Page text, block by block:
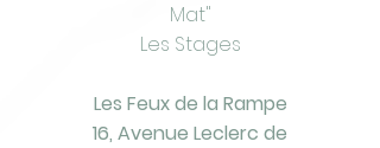
Mat"
Les Stages
Les Feux de la Rampe
16, Avenue Leclerc de